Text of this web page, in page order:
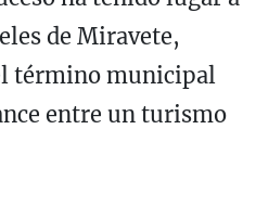
de Miravete,
término municipal
entre un turismo